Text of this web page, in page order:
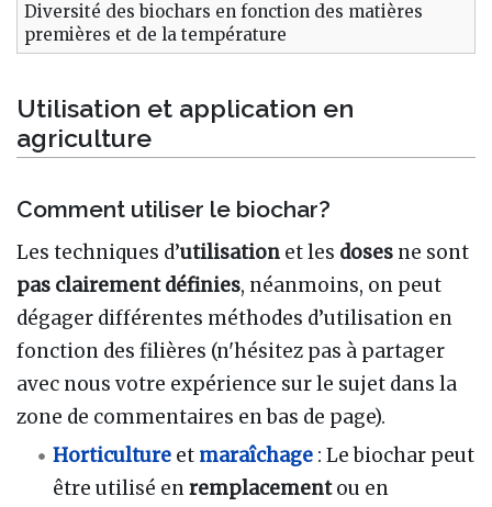
Diversité des biochars en fonction des matières
premières et de la température
Utilisation et application en
agriculture
Comment utiliser le biochar?
Les techniques d’utilisation et les doses ne sont
pas clairement définies, néanmoins, on peut
dégager différentes méthodes d’utilisation en
fonction des filières (n'hésitez pas à partager
avec nous votre expérience sur le sujet dans la
zone de commentaires en bas de page).
Horticulture et maraîchage : Le biochar peut
être utilisé enremplacementou en